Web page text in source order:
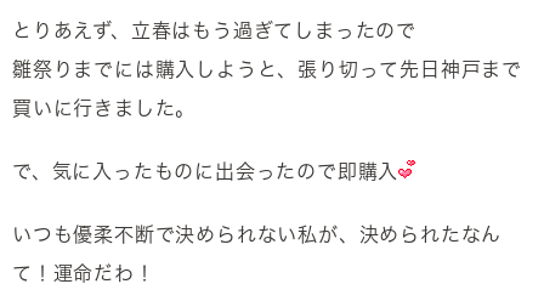
とりあえず、立春はもう過ぎてしまったので
雛祭りまでには購入しようと、張り切って先日神戸まで
買いに行きました。
で、気に入ったものに出会ったので即購入
いつも優柔不断で決められない私が、決められたなん
て！運命だわ！